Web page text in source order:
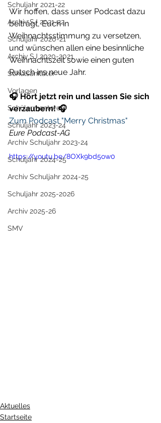
Schuljahr 2021-22
Archiv SJ 2021-22
Schuljahr 2020-21
Archiv SJ 2020-2021
Schulsanitäter
Vorlagen
Schülermentoren
Schuljahr 2023-24
Archiv Schuljahr 2023-24
Schuljahr 2024-25
Archiv Schuljahr 2024-25
Schuljahr 2025-2026
Archiv 2025-26
SMV
Wir hoffen, dass unser Podcast dazu
beiträgt, Euch in
Weihnachtsstimmung zu versetzen,
und wünschen allen eine besinnliche
Weihnachtszeit sowie einen guten
Rutsch ins neue Jahr.
🎧 Hört jetzt rein und lassen Sie sich
verzaubern! 🎧
Zum Podcast "Merry Christmas"
Eure Podcast-AG
https://youtu.be/8OXk9bd5ow0
Aktuelles
Startseite